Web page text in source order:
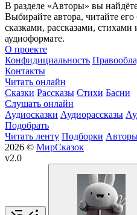
В разделе «Авторы» вы
Выбирайте автора, читайте
сказками, рассказами,
аудиоформате.
О проекте
Конфидициальность
Контакты
Читать онлайн
Сказки Рассказы Стихи Басни
Слушать онлайн
Аудиосказки Аудиорассказы
Подобрать
Читать ленту Подборки
2026 © МирСказок
v2.0